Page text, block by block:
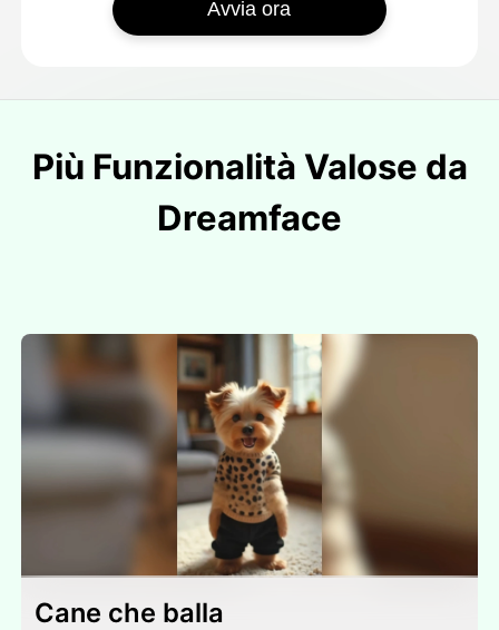
Avvia ora
Più Funzionalità Valose da
Dreamface
Cane che balla